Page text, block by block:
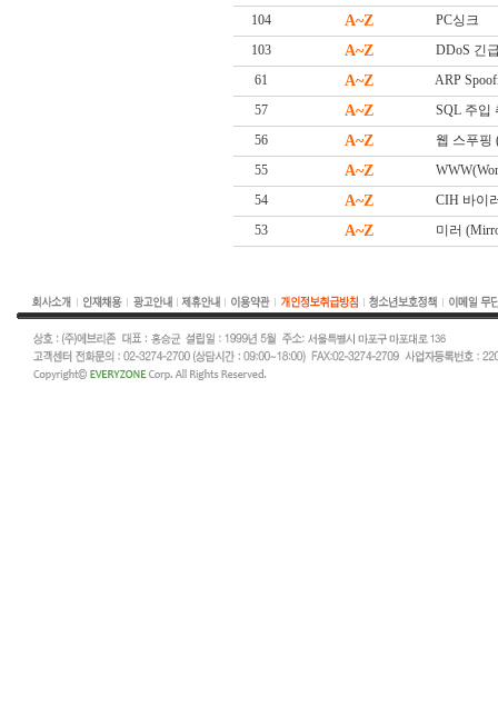
104
A~Z
PC싱크
103
A~Z
DDoS 긴
61
A~Z
ARP
57
A~Z
SQL 주입
56
A~Z
웹 스푸핑
55
A~Z
54
A~Z
CIH 바이
53
A~Z 미러